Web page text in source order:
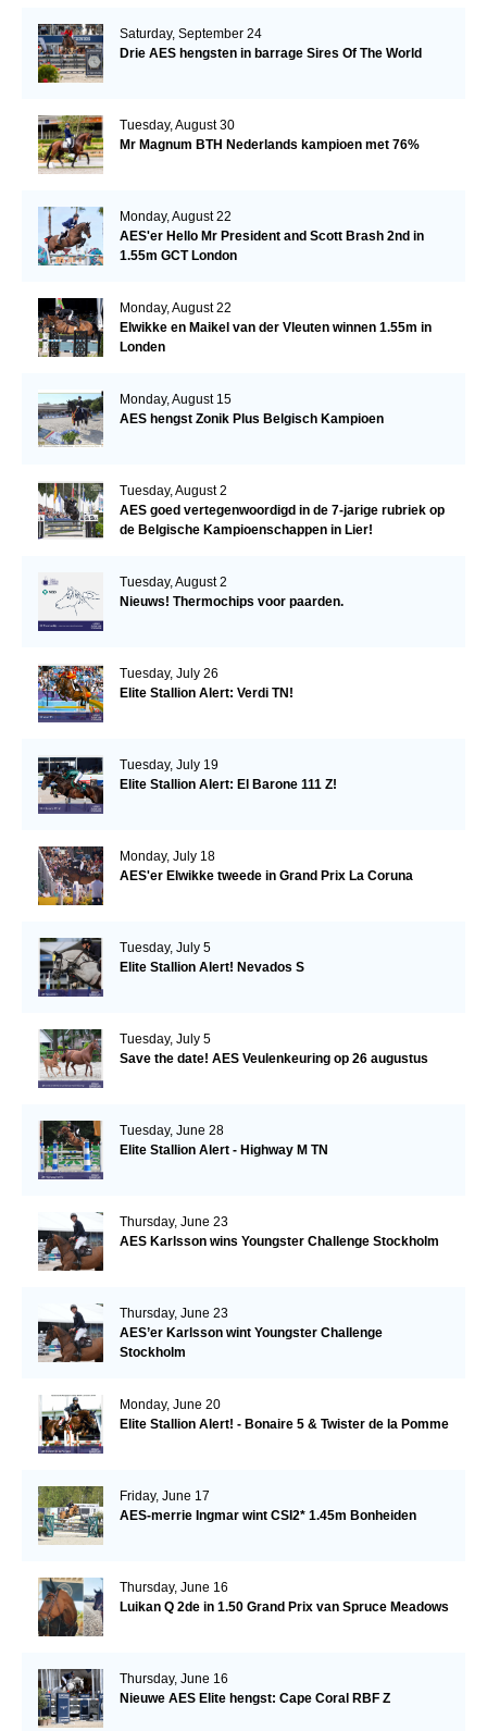
Saturday, September 24
Drie AES hengsten in barrage Sires Of The World
Tuesday, August 30
Mr Magnum BTH Nederlands kampioen met 76%
Monday, August 22
AES'er Hello Mr President and Scott Brash 2nd in
1.55m GCT London
Monday, August 22
Elwikke en Maikel van der Vleuten winnen 1.55m in
Londen
Monday, August 15
AES hengst Zonik Plus Belgisch Kampioen
Tuesday, August 2
AES goed vertegenwoordigd in de 7-jarige rubriek op
de Belgische Kampioenschappen in Lier!
Tuesday, August 2
Nieuws! Thermochips voor paarden.
Tuesday, July 26
Elite Stallion Alert: Verdi TN!
Tuesday, July 19
Elite Stallion Alert: El Barone 111 Z!
Monday, July 18
AES'er Elwikke tweede in Grand Prix La Coruna
Tuesday, July 5
Elite Stallion Alert! Nevados S
Tuesday, July 5
Save the date! AES Veulenkeuring op 26 augustus
Tuesday, June 28
Elite Stallion Alert - Highway M TN
Thursday, June 23
AES Karlsson wins Youngster Challenge Stockholm
Thursday, June 23
AES’er Karlsson wint Youngster Challenge
Stockholm
Monday, June 20
Elite Stallion Alert! - Bonaire 5 & Twister de la Pomme
Friday, June 17
AES-merrie Ingmar wint CSI2* 1.45m Bonheiden
Thursday, June 16
Luikan Q 2de in 1.50 Grand Prix van Spruce Meadows
Thursday, June 16
Nieuwe AES Elite hengst: Cape Coral RBF Z